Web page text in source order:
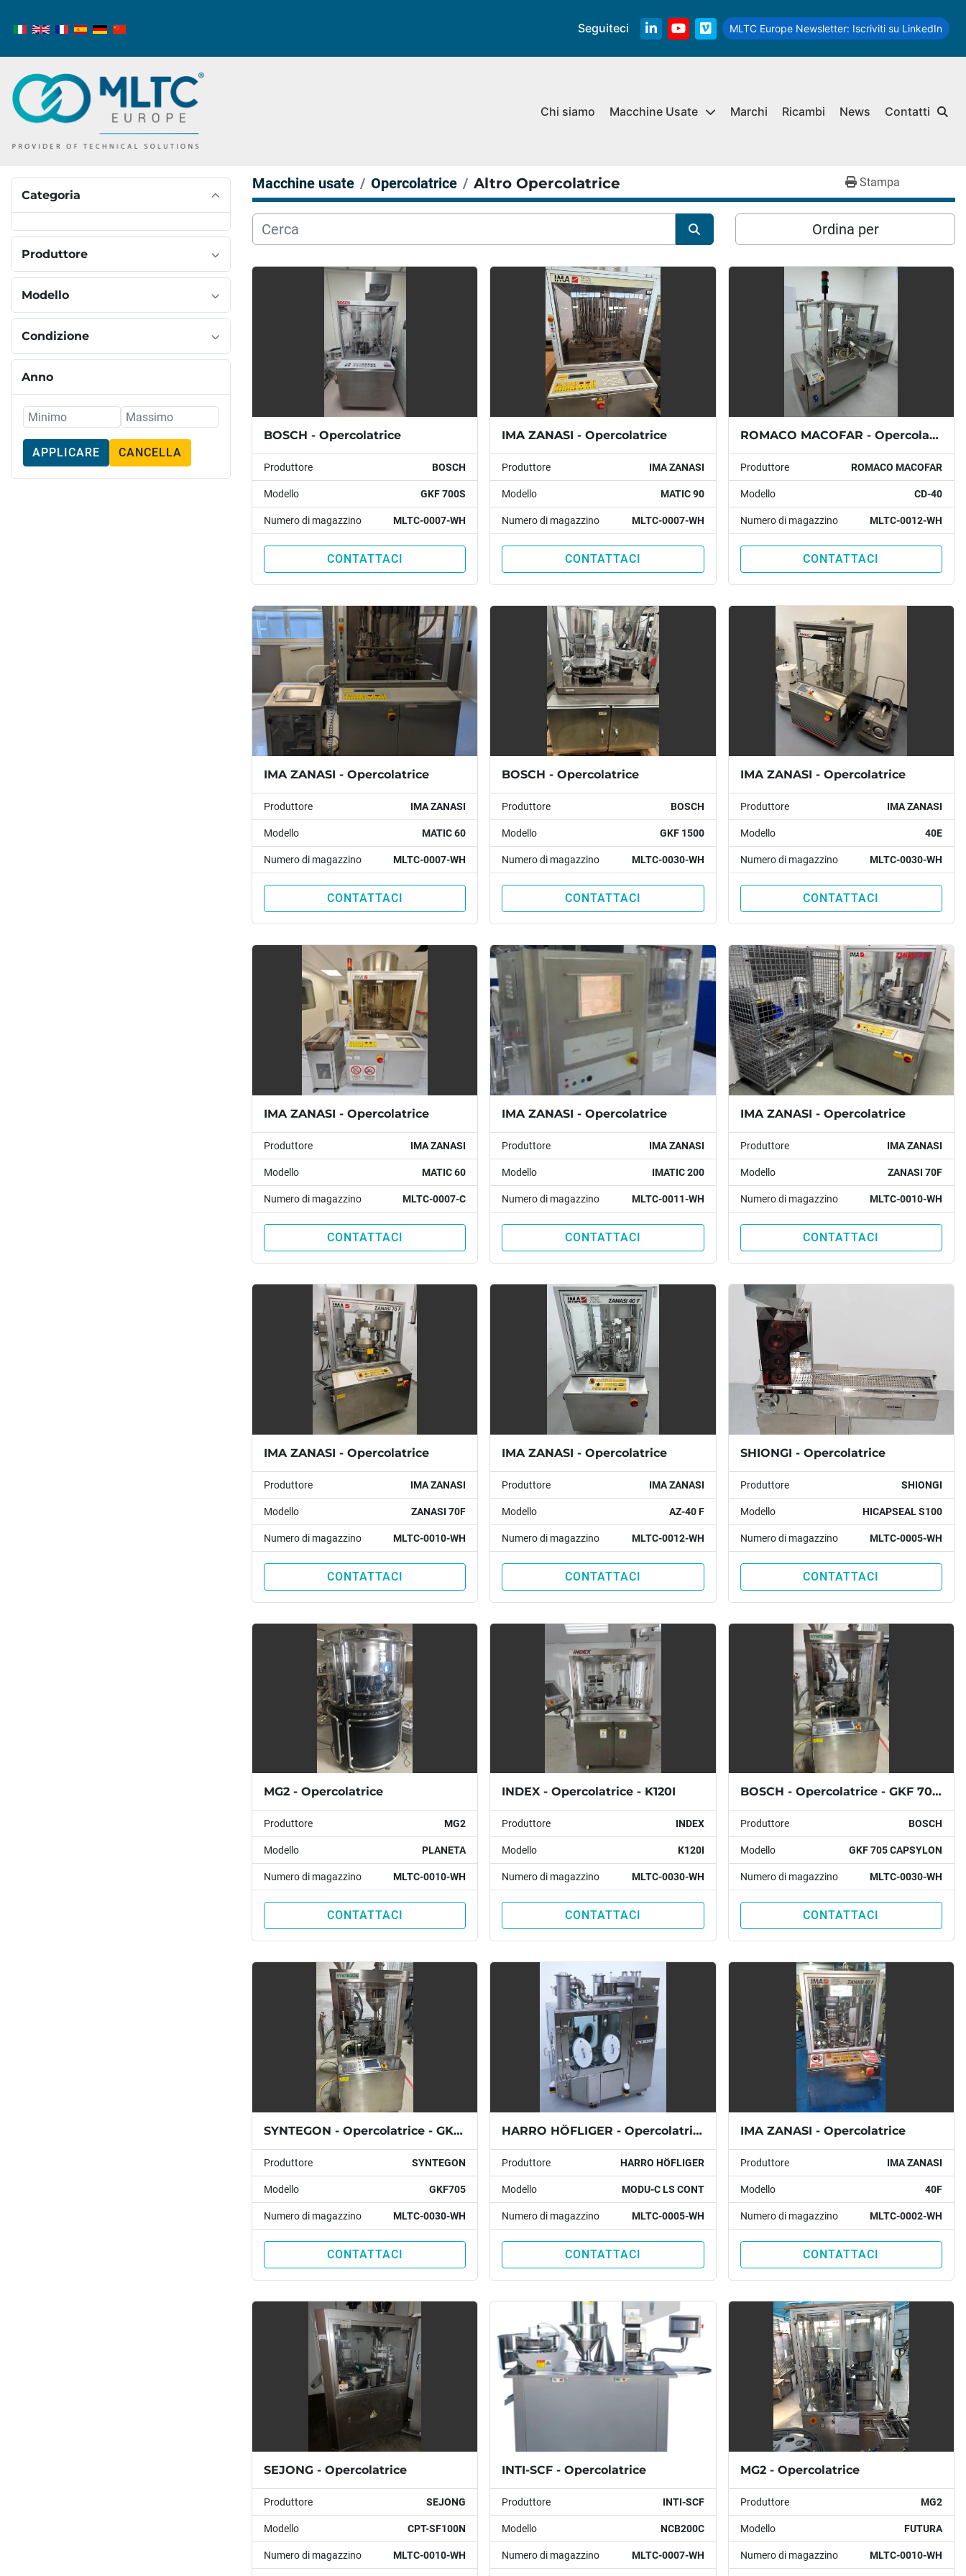
Seguiteci
linkedinyoutube
vimeo
MLTC Europe Newsletter: Iscriviti su LinkedIn
Ricambi News
Chi siamo Marchi
Macchine Usate Contatti
Categoria
Produttore
Modello
Condizione
Anno
APPLICARE CANCELLA
Macchine usate Opercolatrice Altro Opercolatrice Stampa
Ordina per
BOSCH - Opercolatrice
Produttore BOSCH
Modello GKF 700S
Numero di magazzino MLTC-0007-WH
CONTATTACI
IMA ZANASI - Opercolatrice
Produttore IMA ZANASI
Modello MATIC 90
Numero di magazzino MLTC-0007-WH
CONTATTACI
ROMACO MACOFAR - Opercolatrice
Produttore ROMACO MACOFAR
Modello CD-40
Numero di magazzino MLTC-0012-WH
CONTATTACI
IMA ZANASI - Opercolatrice
Produttore IMA ZANASI
Modello MATIC 60
Numero di magazzino MLTC-0007-WH
CONTATTACI
BOSCH - Opercolatrice
Produttore BOSCH
Modello GKF 1500
Numero di magazzino MLTC-0030-WH
CONTATTACI
IMA ZANASI - Opercolatrice
Produttore IMA ZANASI
Modello 40E
Numero di magazzino MLTC-0030-WH
CONTATTACI
IMA ZANASI - Opercolatrice
Produttore IMA ZANASI
Modello MATIC 60
Numero di magazzino MLTC-0007-C
CONTATTACI
IMA ZANASI - Opercolatrice
Produttore IMA ZANASI
Modello IMATIC 200
Numero di magazzino MLTC-0011-WH
CONTATTACI
IMA ZANASI - Opercolatrice
Produttore IMA ZANASI
Modello ZANASI 70F
Numero di magazzino MLTC-0010-WH
CONTATTACI
IMA ZANASI - Opercolatrice
Produttore IMA ZANASI
Modello ZANASI 70F
Numero di magazzino MLTC-0010-WH
CONTATTACI
IMA ZANASI - Opercolatrice
Produttore IMA ZANASI
Modello AZ-40 F
Numero di magazzino MLTC-0012-WH
CONTATTACI
SHIONGI - Opercolatrice
Produttore SHIONGI
Modello HICAPSEAL S100
Numero di magazzino MLTC-0005-WH
CONTATTACI
MG2 - Opercolatrice
Produttore MG2
Modello PLANETA
Numero di magazzino MLTC-0010-WH
CONTATTACI
INDEX - Opercolatrice - K120I
Produttore INDEX
Modello K120I
Numero di magazzino MLTC-0030-WH
CONTATTACI
BOSCH - Opercolatrice - GKF 705 CAPSYLON
Produttore BOSCH
Modello GKF 705 CAPSYLON
Numero di magazzino MLTC-0030-WH
CONTATTACI
SYNTEGON - Opercolatrice - GKF705
Produttore SYNTEGON
Modello GKF705
Numero di magazzino MLTC-0030-WH
CONTATTACI
HARRO HÖFLIGER - Opercolatrice
Produttore HARRO HÖFLIGER
Modello MODU-C LS CONT
Numero di magazzino MLTC-0005-WH
CONTATTACI
IMA ZANASI - Opercolatrice
Produttore IMA ZANASI
Modello 40F
Numero di magazzino MLTC-0002-WH
CONTATTACI
SEJONG - Opercolatrice
Produttore SEJONG
Modello CPT-SF100N
Numero di magazzino MLTC-0010-WH
INTI-SCF - Opercolatrice
Produttore INTI-SCF
Modello NCB200C
Numero di magazzino MLTC-0007-WH
MG2 - Opercolatrice
Produttore MG2
Modello FUTURA
Numero di magazzino MLTC-0010-WH